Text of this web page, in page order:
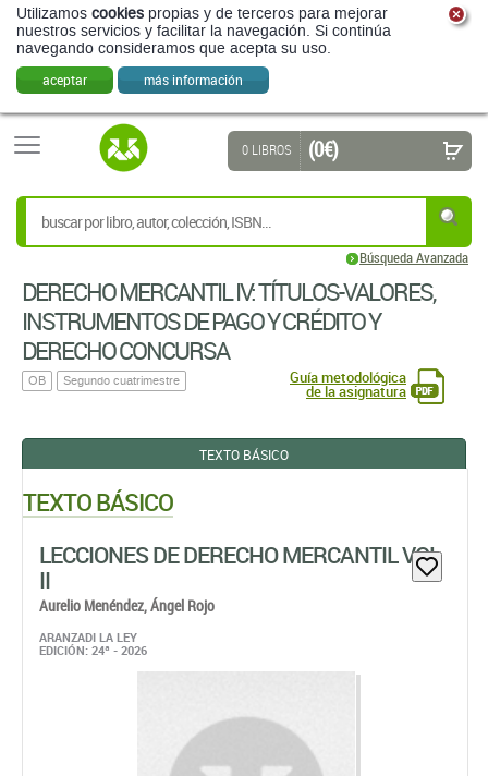
Utilizamos cookies propias y de terceros para mejorar
nuestros servicios y facilitar la navegación. Si continúa
navegando consideramos que acepta su uso.
aceptar más información
Búsqueda Avanzada
0 LIBROS (0 €)
DERECHO MERCANTIL IV: TÍTULOS-VALORES,
INSTRUMENTOS DE PAGO Y CRÉDITO Y
DERECHO CONCURSA
OB Segundo cuatrimestre Guía metodológica
de la asignatura
TEXTO BÁSICO
TEXTO BÁSICO
LECCIONES DE DERECHO MERCANTIL VOL
II
Aurelio Menéndez,Ángel Rojo
ARANZADI LA LEY
EDICIÓN: 24ª - 2026